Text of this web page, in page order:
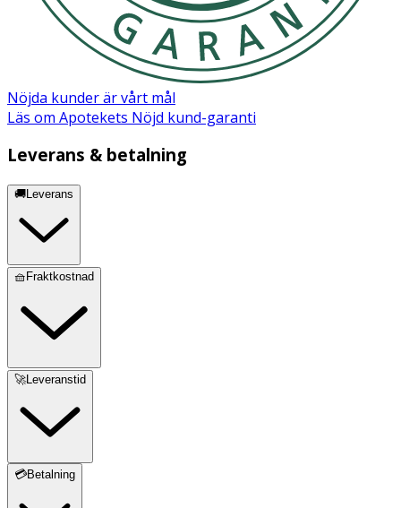
Nöjda kunder är vårt mål
Läs om Apotekets Nöjd kund-garanti
Leverans & betalning
🚚Leverans
🧺Fraktkostnad
🚀Leveranstid
💳Betalning